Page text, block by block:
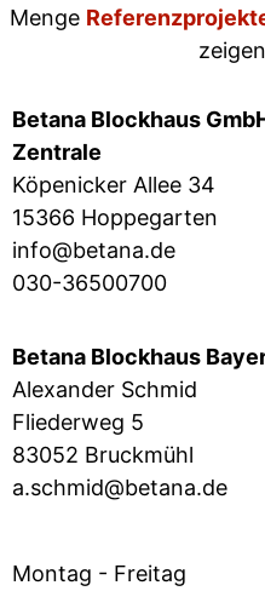
Menge
Betana Blockhaus
Zentrale
Köpenicker Allee 34
15366 Hoppegarten
info@betana.de
030-36500700
Betana Blockhaus
Alexander Schmid
Fliederweg 5
83052 Bruckmühl
a.schmid@betana.de
Montag - Freitag